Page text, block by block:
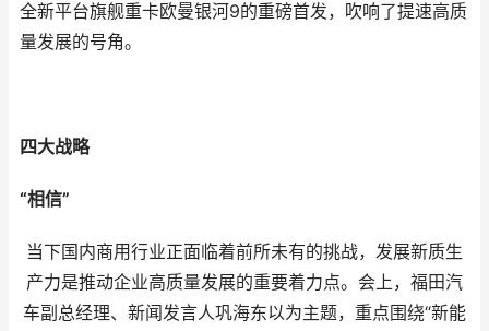
全新平台旗舰重卡欧曼银河9的重磅首发，吹响了提速高质
量发展的号角。
四大战略
“相信”
当下国内商用行业正面临着前所未有的挑战，发展新质生
产力是推动企业高质量发展的重要着力点。会上，福田汽
车副总经理、新闻发言人巩海东以为主题，重点围绕“新能